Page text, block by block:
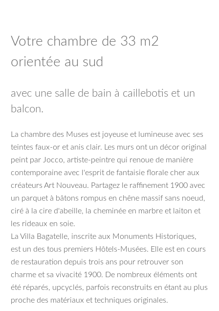
Votre chambre de 33 m2
orientée au sud
avec une salle de bain à caillebotis et un
balcon.
La chambre des Muses est joyeuse et lumineuse avec ses
teintes faux-or et anis clair. Les murs ont un décor original
peint par Jocco, artiste-peintre qui renoue de manière
contemporaine avec l'esprit de fantaisie florale cher aux
créateurs Art Nouveau. Partagez le raffinement 1900 avec
un parquet à bâtons rompus en chêne massif sans noeud,
ciré à la cire d'abeille, la cheminée en marbre et laiton et
les rideaux en soie.
La Villa Bagatelle, inscrite aux Monuments Historiques,
est un des tous premiers Hôtels-Musées. Elle est en cours
de restauration depuis trois ans pour retrouver son
charme et sa vivacité 1900. De nombreux éléments ont
été réparés, upcyclés, parfois reconstruits en étant au plus
proche des matériaux et techniques originales.